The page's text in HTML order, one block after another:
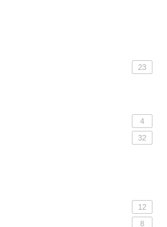
23
4
32
12
8